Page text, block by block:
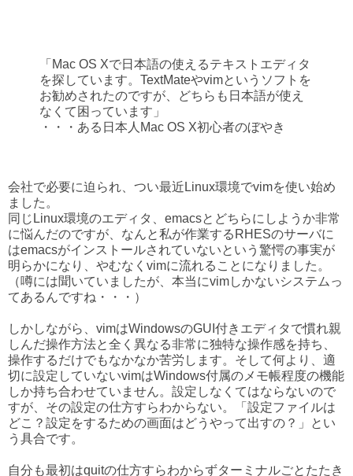
「Mac OS Xで日本語の使えるテキストエディタ
を探しています。TextMateやvimというソフトを
お勧めされたのですが、どちらも日本語が使え
なくて困っています」
・・・ある日本人Mac OS X初心者のぼやき
会社で必要に迫られ、つい最近Linux環境でvimを使い始め
ました。
同じLinux環境のエディタ、emacsとどちらにしようか非常
に悩んだのですが、なんと私が作業するRHESのサーバに
はemacsがインストールされていないという驚愕の事実が
明らかになり、やむなくvimに流れることになりました。
（噂には聞いていましたが、本当にvimしかないシステムっ
てあるんですね・・・）
しかしながら、vimはWindowsのGUI付きエディタで慣れ親
しんだ操作方法と全く異なる非常に独特な操作感を持ち、
操作するだけでもなかなか苦労します。そして何より、適
切に設定していないvimはWindows付属のメモ帳程度の機能
しか持ち合わせていません。設定しなくてはならないので
すが、その設定の仕方すらわからない。「設定ファイルは
どこ？設定をするための画面はどうやって出すの？」とい
う具合です。
自分も最初はquitの仕方すらわからずターミナルごとたたき